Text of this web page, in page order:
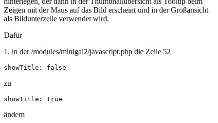
Zeigen mit der Maus auf das Bild erscheint und in der Großansicht
als Bildunterzeile verwendet wird.
Dafür
1. in der /modules/minigal2/javascript.php die Zeile 52
showTitle: false
zu
showTitle: true
ändern